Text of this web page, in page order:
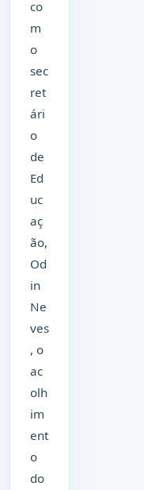
co
m
o
sec
ret
ári
o
de
Ed
uc
aç
ão,
Od
in
Ne
ves
, o
ac
olh
im
ent
o
do